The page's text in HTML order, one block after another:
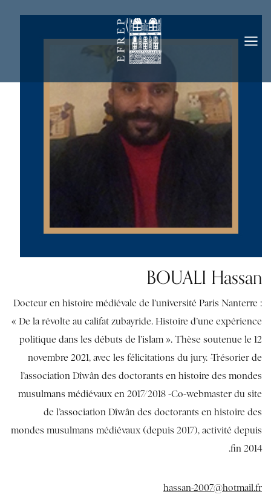
BOUALI Hassan
Docteur en histoire médiévale de l’université Paris Nanterre :
« De la révolte au califat zubayride. Histoire d’une expérience
politique dans les débuts de l’islam ». Thèse soutenue le 12
novembre 2021, avec les félicitations du jury. -Trésorier de
l’association Dîwân des doctorants en histoire des mondes
musulmans médiévaux en 2017/2018 -Co-webmaster du site
de l’association Dîwân des doctorants en histoire des
mondes musulmans médiévaux (depuis 2017), activité depuis
fin 2014.
hassan-2007@hotmail.fr